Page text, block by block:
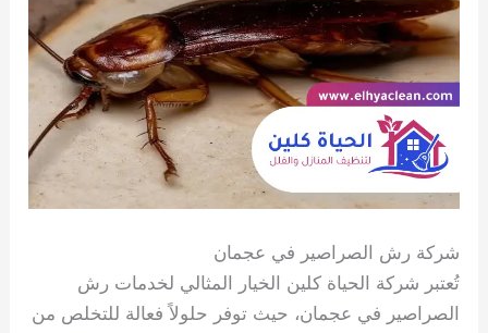
شركة رش الصراصير في عجمان
تُعتبر شركة الحياة كلين الخيار المثالي لخدمات رش
الصراصير في عجمان، حيث توفر حلولاً فعالة للتخلص من